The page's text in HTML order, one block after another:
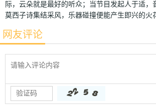
际，云朵就是最好的听众；当节目发起人于适，
莫西子诗集结采风，乐器碰撞便能产生即兴的火
网友评论